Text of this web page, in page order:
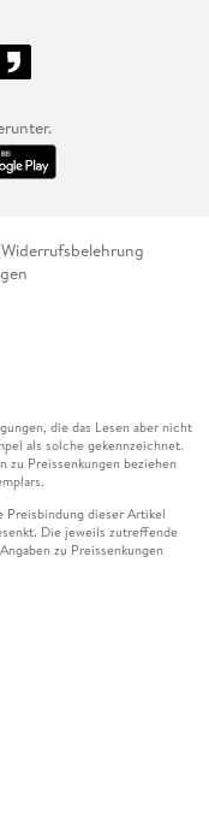
Widerrufsbelehrung
die das Lesen aber nicht
als solche gekennzeichnet.
zu Preissenkungen beziehen
dieser Artikel
Die jeweils zutreffende
zu Preissenkungen